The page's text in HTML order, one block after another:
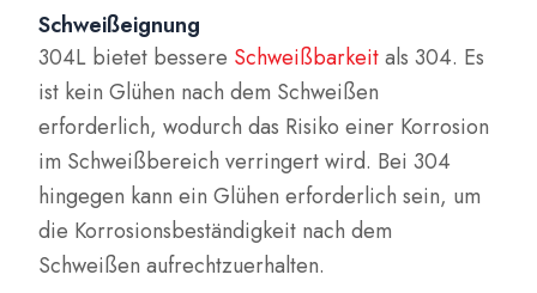
Schweißeignung
304L bietet bessere Schweißbarkeitals 304. Es
ist kein Glühen nach dem Schweißen
erforderlich, wodurch das Risiko einer Korrosion
im Schweißbereich verringert wird. Bei 304
hingegen kann ein Glühen erforderlich sein, um
die Korrosionsbeständigkeit nach dem
Schweißen aufrechtzuerhalten.